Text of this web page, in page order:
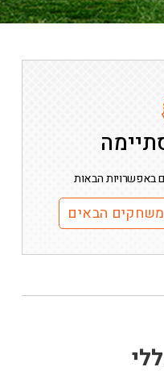
באפשרויות הבאות
משחקים הבאים